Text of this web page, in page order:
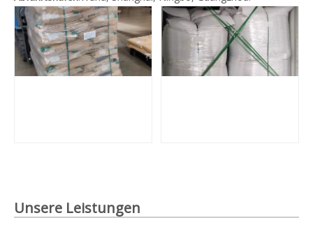
Unsere Leistungen